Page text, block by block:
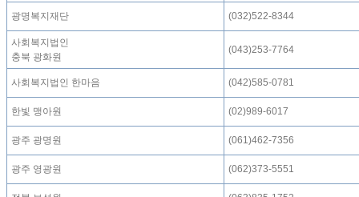
광명복지재단 (032)522-8344
사회복지법인
충북 광화원
(043)253-7764
사회복지법인 한마음 (042)585-0781
한빛 맹아원 (02)989-6017
광주 광명원 (061)462-7356
광주 영광원 (062)373-5551